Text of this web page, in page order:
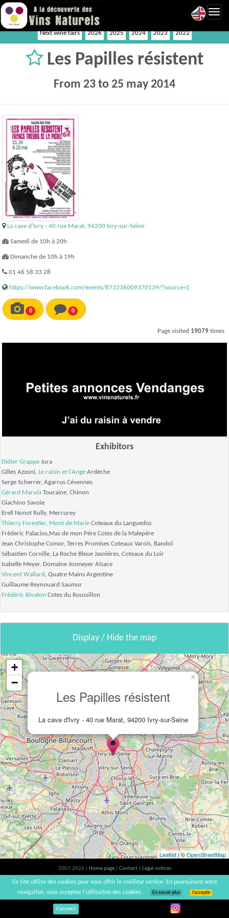
Next wine fairs 2026 2025 2024 2023 2022
Les Papilles résistent
From 23 to 25 may 2014
La cave d'Ivry - 40 rue Marat, 94200 Ivry-sur-Seine
Samedi de 10h à 20h
Dimanche de 10h à 19h
01 46 58 33 28
https://www.facebook.com/events/873236009370139/?source=1
0 0
Page visited 19079 times
Exhibitors
Didier Grappe Jura
Gilles Azzoni, Le raisin et l'Ange Ardéche
Serge Scherrer, Agarrus Cévennes
Gérard Marula Touraine, Chinon
Giachino Savoie
Erell Nonot Rully, Mercurey
Thierry Forestier, Mont de Marie Coteaux du Languedoc
Fréderic Palacios,Mas de mon Pére Cotes de la Malepére
Jean Christophe Comor, Terres Promises Coteaux Varois, Bandol
Sébastien Cornille, La Roche Bleue Jasniéres, Coteaux du Loir
Isabelle Meyer, Domaine Josmeyer Alsace
Vincent Wallard , Quatre Mains Argentine
Guillaume Reynouard Saumur
Frédéric Rivaton Cotes du Roussillon
Display / Hide the map
Les Papilles résistent
La cave d'Ivry - 40 rue Marat, 94200 Ivry-sur-Seine
×
+
−
Leaflet | ©OpenStreetMap
2007-2026 | Home page Contact
Legal notices
Alcohol abuse is bad for your health, please consume in moderation | vinsnaturels |
v3.12
Connect
Ce site utilise des cookies pour vous offrir le meilleur service. En poursuivant votre
navigation, vous acceptez l’utilisation des cookies.
En savoir plus J’accepte